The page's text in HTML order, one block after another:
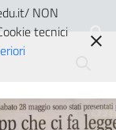
NON
tecnici